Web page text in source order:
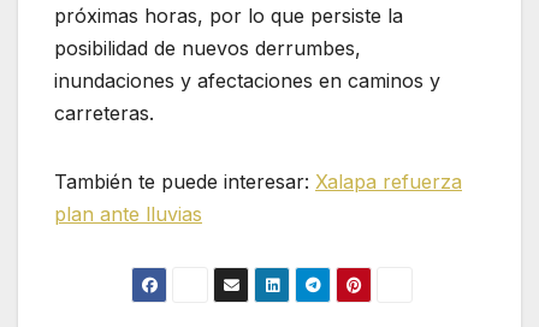
próximas horas, por lo que persiste la
posibilidad de nuevos derrumbes,
inundaciones y afectaciones en caminos y
carreteras.
También te puede interesar: Xalapa refuerza
plan ante lluvias